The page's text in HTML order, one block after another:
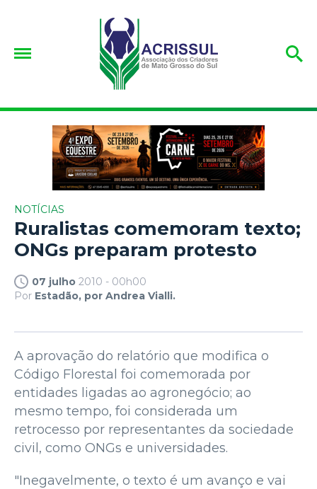
NOTÍCIAS
Ruralistas comemoram texto;
ONGs preparam protesto
07 julho 2010 - 00h00
Por Estadão, por Andrea Vialli.
A aprovação do relatório que modifica o
Código Florestal foi comemorada por
entidades ligadas ao agronegócio; ao
mesmo tempo, foi considerada um
retrocesso por representantes da sociedade
civil, como ONGs e universidades.
"Inegavelmente, o texto é um avanço e vai